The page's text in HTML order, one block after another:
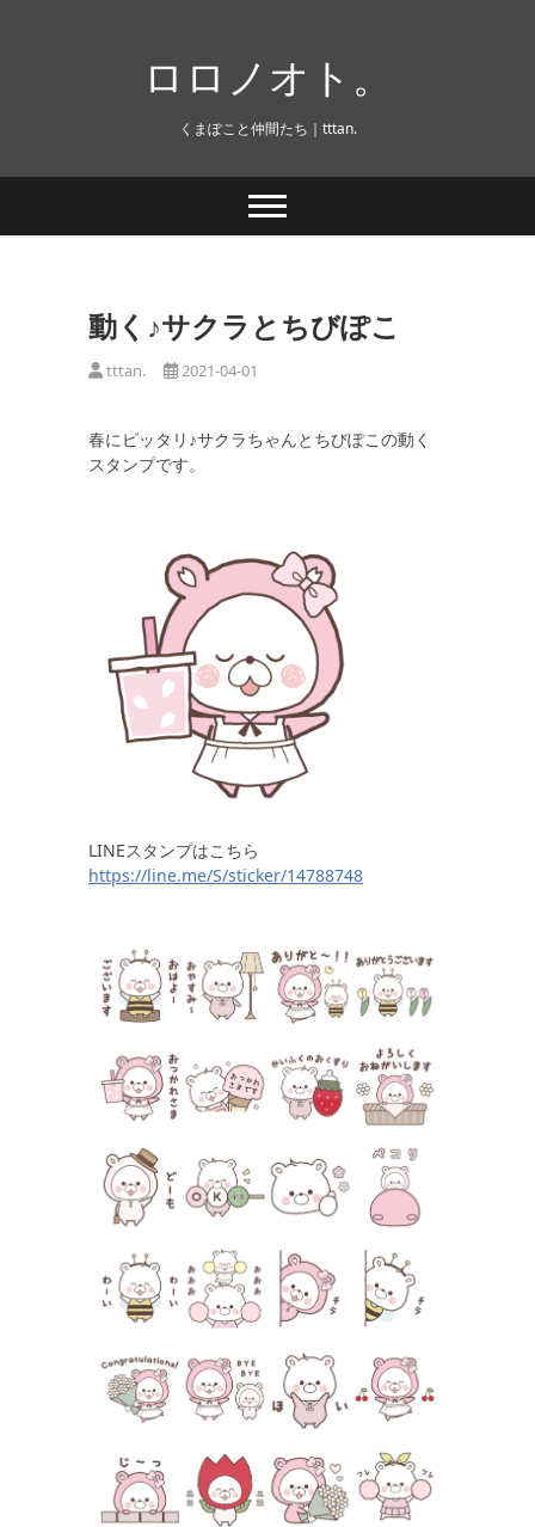
ロロノオト。
くまぽこと仲間たち｜tttan.
動く♪サクラとちびぽこ
tttan. 2021-04-01
春にピッタリ♪サクラちゃんとちびぽこの動く
スタンプです。
LINEスタンプはこちら
https://line.me/S/sticker/14788748